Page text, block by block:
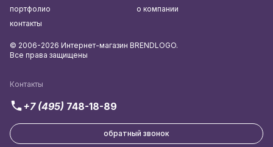
Контакты
+7 (495) 748-18-89
обратный звонок
портфолио
о компании
контакты
© 2006-2026 Интернет-магазин BRENDLOGO.
Все права защищены